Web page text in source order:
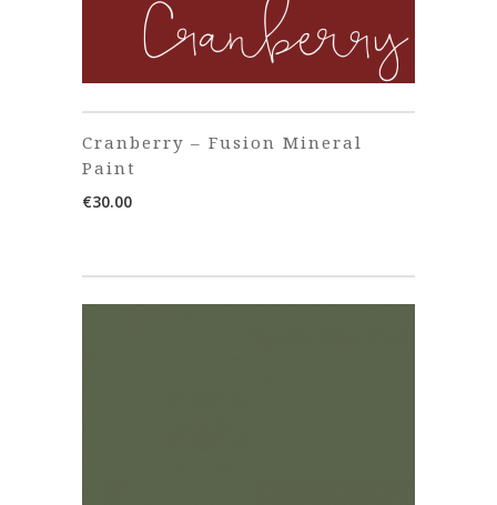
Cranberry – Fusion Mineral
Paint
€30.00